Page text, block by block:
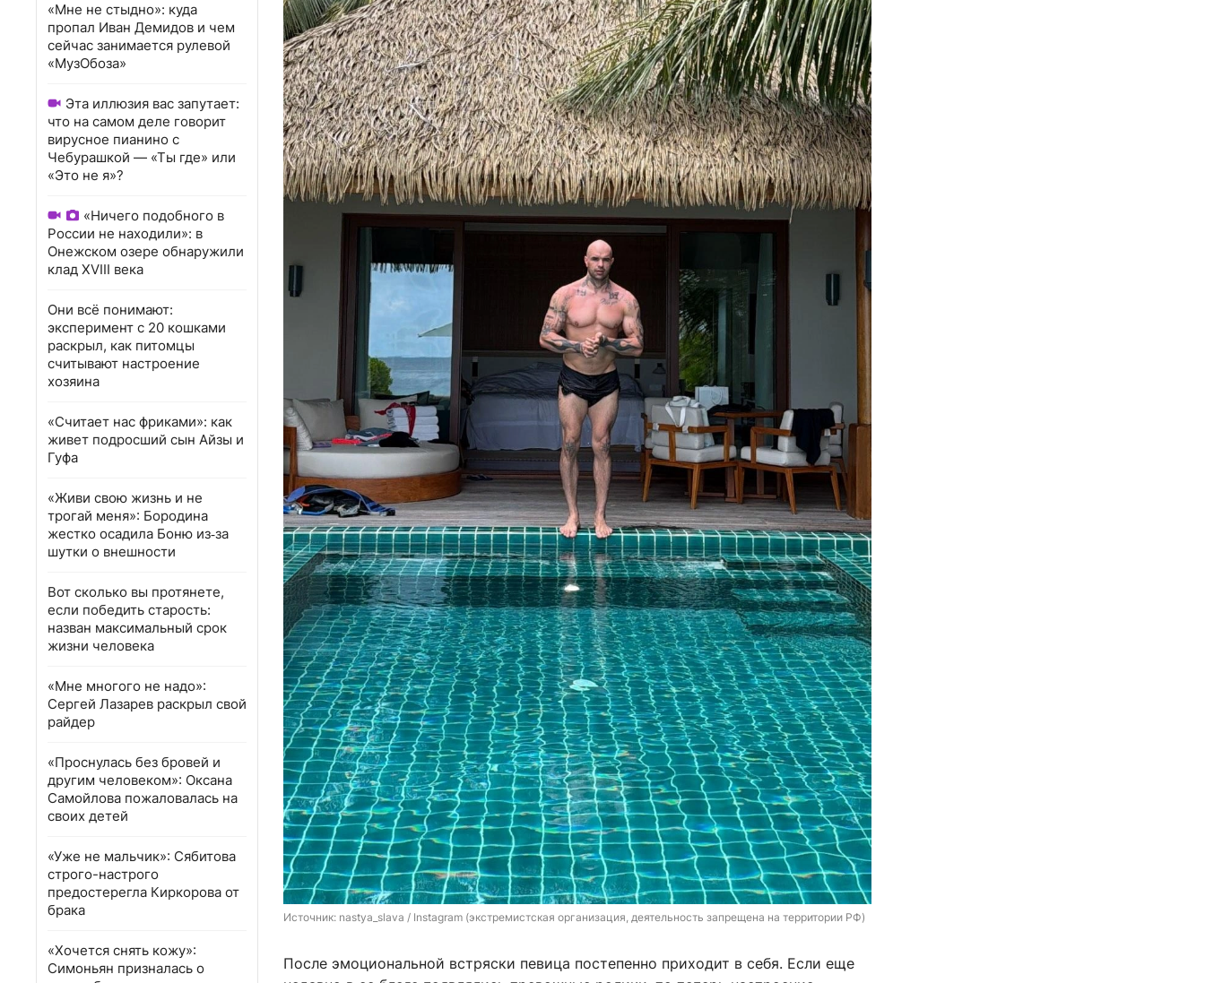
«Мне не стыдно»: куда
пропал Иван Демидов и чем
сейчас занимается рулевой
«МузОбоза»
Эта иллюзия вас запутает:
что на самом деле говорит
вирусное пианино с
Чебурашкой — «Ты где» или
«Это не я»?
«Ничего подобного в
России не находили»: в
Онежском озере обнаружили
клад XVIII века
Они всё понимают:
эксперимент с 20 кошками
раскрыл, как питомцы
считывают настроение
хозяина
«Считает нас фриками»: как
живет подросший сын Айзы и
Гуфа
«Живи свою жизнь и не
трогай меня»: Бородина
жестко осадила Боню из‑за
шутки о внешности
Вот сколько вы протянете,
если победить старость:
назван максимальный срок
жизни человека
«Мне многого не надо»:
Сергей Лазарев раскрыл свой
райдер
«Проснулась без бровей и
другим человеком»: Оксана
Самойлова пожаловалась на
своих детей
«Уже не мальчик»: Сябитова
строго-настрого
предостерегла Киркорова от
брака
«Хочется снять кожу»:
Симоньян призналась о
Источник: nastya_slava / Instagram (экстремистская организация, деятельность запрещена на территории РФ)
После эмоциональной встряски певица постепенно приходит в себя. Если еще